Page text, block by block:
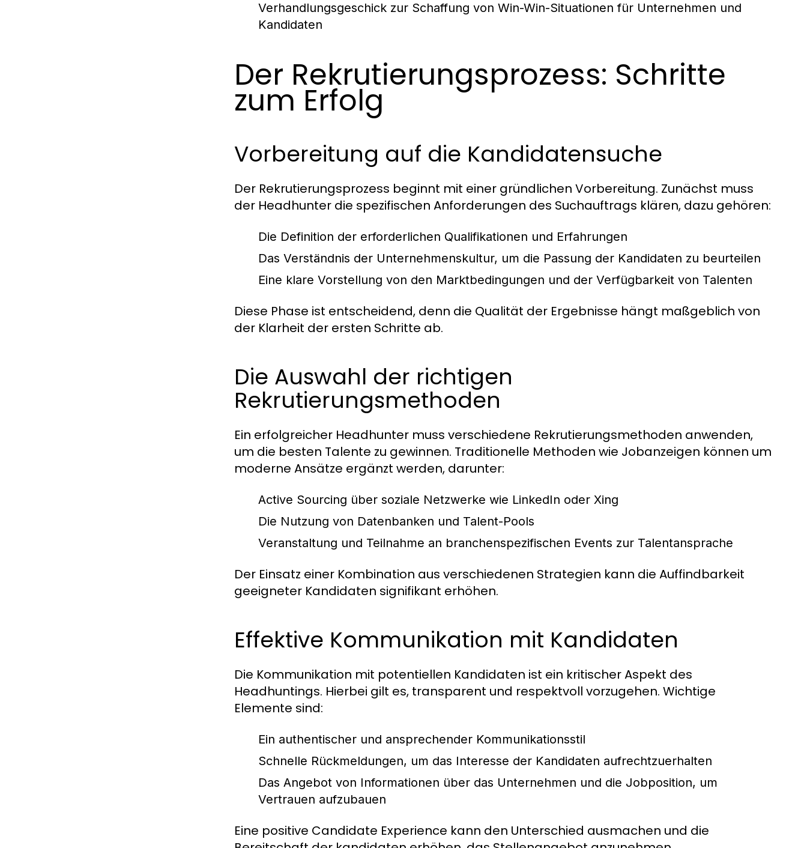
Verhandlungsgeschick zur Schaffung von Win-Win-Situationen für Unternehmen und
Kandidaten
Der Rekrutierungsprozess: Schritte
zum Erfolg
Vorbereitung auf die Kandidatensuche
Der Rekrutierungsprozess beginnt mit einer gründlichen Vorbereitung. Zunächst muss
der Headhunter die spezifischen Anforderungen des Suchauftrags klären, dazu gehören:
Die Definition der erforderlichen Qualifikationen und Erfahrungen
Das Verständnis der Unternehmenskultur, um die Passung der Kandidaten zu beurteilen
Eine klare Vorstellung von den Marktbedingungen und der Verfügbarkeit von Talenten
Diese Phase ist entscheidend, denn die Qualität der Ergebnisse hängt maßgeblich von
der Klarheit der ersten Schritte ab.
Die Auswahl der richtigen
Rekrutierungsmethoden
Ein erfolgreicher Headhunter muss verschiedene Rekrutierungsmethoden anwenden,
um die besten Talente zu gewinnen. Traditionelle Methoden wie Jobanzeigen können um
moderne Ansätze ergänzt werden, darunter:
Active Sourcing über soziale Netzwerke wie LinkedIn oder Xing
Die Nutzung von Datenbanken und Talent-Pools
Veranstaltung und Teilnahme an branchenspezifischen Events zur Talentansprache
Der Einsatz einer Kombination aus verschiedenen Strategien kann die Auffindbarkeit
geeigneter Kandidaten signifikant erhöhen.
Effektive Kommunikation mit Kandidaten
Die Kommunikation mit potentiellen Kandidaten ist ein kritischer Aspekt des
Headhuntings. Hierbei gilt es, transparent und respektvoll vorzugehen. Wichtige
Elemente sind:
Ein authentischer und ansprechender Kommunikationsstil
Schnelle Rückmeldungen, um das Interesse der Kandidaten aufrechtzuerhalten
Das Angebot von Informationen über das Unternehmen und die Jobposition, um
Vertrauen aufzubauen
Eine positive Candidate Experience kann den Unterschied ausmachen und die